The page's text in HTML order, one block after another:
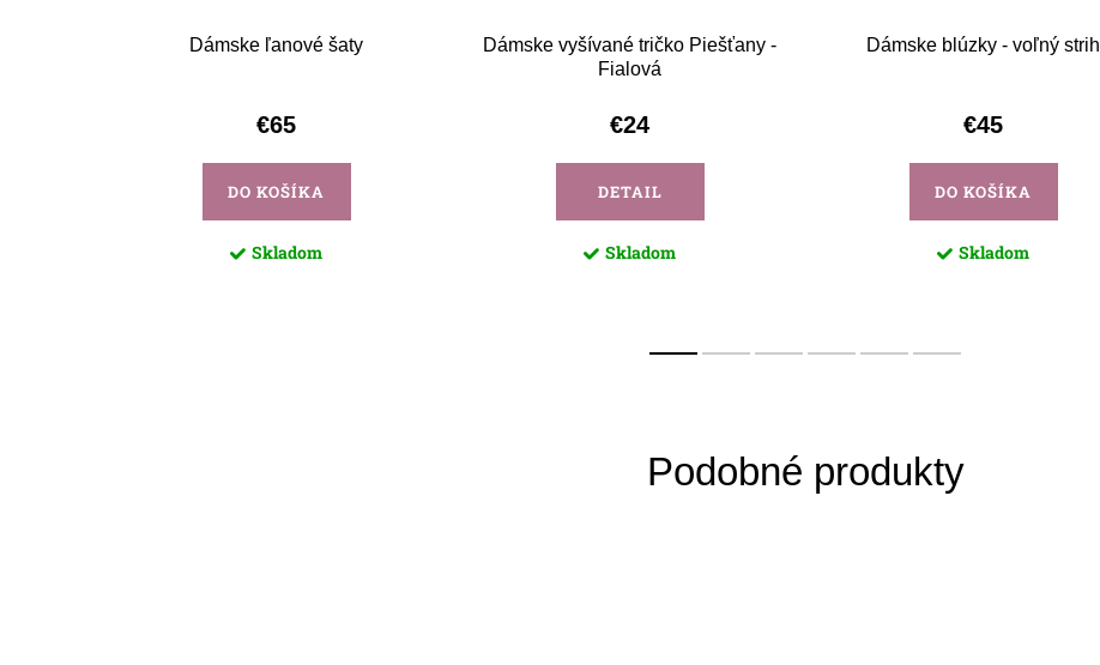
Dámske ľanové šaty
€65
DO KOŠÍKA
Skladom
Dámske vyšívané tričko Piešťany -
Fialová
€24
DETAIL
Skladom
Dámske blúzky - voľný strih
€45
DO KOŠÍKA
Skladom